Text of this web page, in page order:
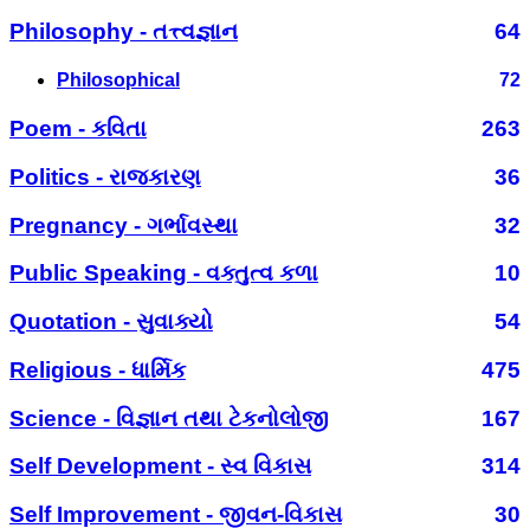
Philosophy - તત્ત્વજ્ઞાન
64
Philosophical 72
Poem - કવિતા
263
Politics - રાજકારણ
36
Pregnancy - ગર્ભાવસ્થા
32
Public Speaking - વક્તુત્વ કળા
10
Quotation - સુવાક્યો
54
Religious - ધાર્મિક
475
Science - વિજ્ઞાન તથા ટેકનોલોજી
167
Self Development - સ્વ વિકાસ
314
Self Improvement - જીવન-વિકાસ
30